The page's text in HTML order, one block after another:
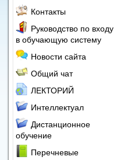
Контакты
Руководство по входу
в обучающую систему
Новости сайта
Общий чат
ЛЕКТОРИЙ
Интеллектуал
Дистанционное
обучение
Перечневые